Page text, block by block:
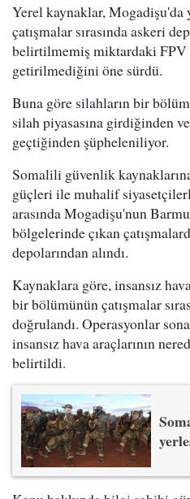
Yerel kaynaklar, Mogadişu'da
çatışmalar sırasında askeri
belirtilmemiş miktardaki FPV
getirilmediğini öne sürdü.
Buna göre silahların bir
silah piyasasına girdiğinden
geçtiğinden şüpheleniliyor.
Somalili güvenlik
güçleri ile muhalif
arasında Mogadişu'nun
bölgelerinde çıkan
depolarından alındı.
Kaynaklara göre, insansız
bir bölümünün çatışmalar
doğrulandı. Operasyonlar
insansız hava araçlarının
belirtildi.